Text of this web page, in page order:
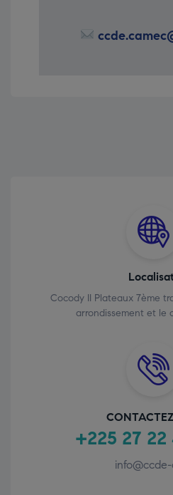
Cocody II Plateaux 7ème
arrondissement et le
+225 27 22